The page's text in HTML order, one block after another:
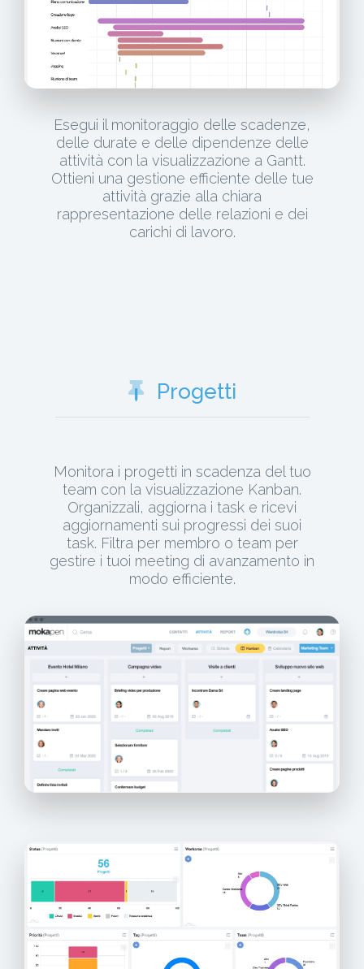
Esegui il monitoraggio delle scadenze,
delle durate e delle dipendenze delle
attività con la visualizzazione a Gantt.
Ottieni una gestione efficiente delle tue
attività grazie alla chiara
rappresentazione delle relazioni e dei
carichi di lavoro.
Progetti
Monitora i progetti in scadenza del tuo
team con la visualizzazione Kanban.
Organizzali, aggiorna i task e ricevi
aggiornamenti sui progressi dei suoi
task. Filtra per membro o team per
gestire i tuoi meeting di avanzamento in
modo efficiente.